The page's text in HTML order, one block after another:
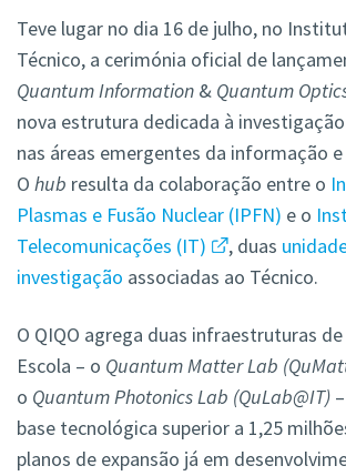
Teve lugar no dia 16 de julho, no
Técnico, a cerimónia oficial de
Quantum Information & Quantum
nova estrutura dedicada à
nas áreas emergentes da informação
O hub resulta da colaboração entre o
Plasmas e Fusão Nuclear (IPFN) e o
Telecomunicações (IT)
, duas
investigação associadas ao Técnico.
O QIQO agrega duas infraestruturas
Escola – o Quantum Matter Lab
o Quantum Photonics Lab (QuLab@IT)
base tecnológica superior a 1,25
planos de expansão já em